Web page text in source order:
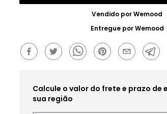
Vendido porWemood
Entregue porWemood